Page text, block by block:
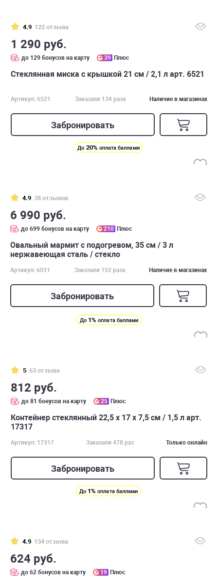
4.9 122 отзыва
1 290 руб.
до 129 бонусов на карту 39 Плюс
Стеклянная миска с крышкой 21 см / 2,1 л арт. 6521
Артикул: 6521 Заказали 134 раза Наличие в магазинах
Забронировать
До 20% оплата баллами
4.9 38 отзывов
6 990 руб.
до 699 бонусов на карту 210 Плюс
Овальный мармит с подогревом, 35 см / 3 л
нержавеющая сталь / стекло
Артикул: 6031 Заказали 152 раза Наличие в магазинах
Забронировать
До 1% оплата баллами
5 63 отзыва
812 руб.
до 81 бонусов на карту 25 Плюс
Контейнер стеклянный 22,5 х 17 х 7,5 см / 1,5 л арт.
17317
Артикул: 17317 Заказали 478 раз Только онлайн
Забронировать
До 1% оплата баллами
4.9 134 отзыва
624 руб.
до 62 бонусов на карту 19 Плюс